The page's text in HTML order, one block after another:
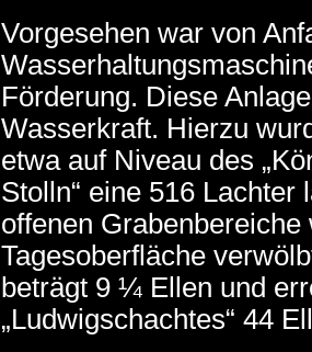
Vorgesehen war von
Förderung. Diese
Wasserkraft. Hierzu
etwa auf Niveau des
Stolln“ eine 516 Lachter
offenen
Tagesoberfläche
beträgt 9 ¼ Ellen und
„Ludwigschachtes“ 44